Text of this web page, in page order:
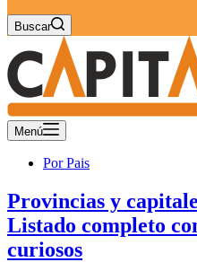
Buscar
Menú
Por Pais
Provincias y
Listado completo
curiosos